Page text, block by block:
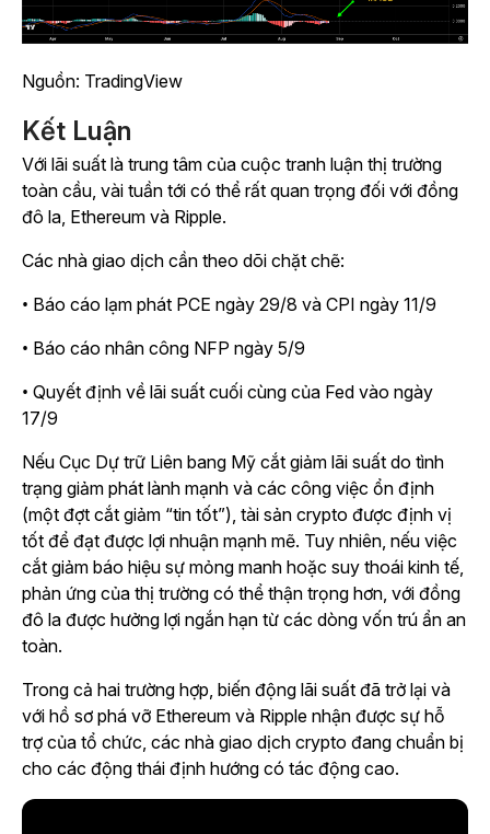
Nguồn: TradingView
Kết Luận
Với lãi suất là trung tâm của cuộc tranh luận thị trường
toàn cầu, vài tuần tới có thể rất quan trọng đối với đồng
đô la, Ethereum và Ripple.
Các nhà giao dịch cần theo dõi chặt chẽ:
• Báo cáo lạm phát PCE ngày 29/8 và CPI ngày 11/9
• Báo cáo nhân công NFP ngày 5/9
• Quyết định về lãi suất cuối cùng của Fed vào ngày
17/9
Nếu Cục Dự trữ Liên bang Mỹ cắt giảm lãi suất do tình
trạng giảm phát lành mạnh và các công việc ổn định
(một đợt cắt giảm “tin tốt”), tài sản crypto được định vị
tốt để đạt được lợi nhuận mạnh mẽ. Tuy nhiên, nếu việc
cắt giảm báo hiệu sự mỏng manh hoặc suy thoái kinh tế,
phản ứng của thị trường có thể thận trọng hơn, với đồng
đô la được hưởng lợi ngắn hạn từ các dòng vốn trú ẩn an
toàn.
Trong cả hai trường hợp, biến động lãi suất đã trở lại và
với hồ sơ phá vỡ Ethereum và Ripple nhận được sự hỗ
trợ của tổ chức, các nhà giao dịch crypto đang chuẩn bị
cho các động thái định hướng có tác động cao.